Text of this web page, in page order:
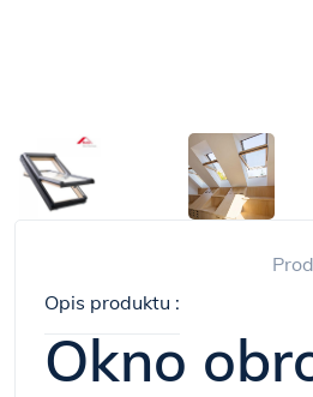
Opis produktu :
Okno